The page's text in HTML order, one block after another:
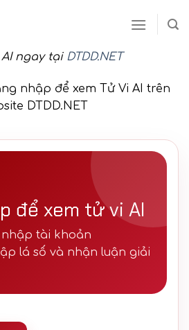
ngay tại DTDD.NET
nhập để xem Tử Vi AI trên
DTDD.NET
để xem tử vi AI
tài khoản
lá số và nhận luận giải